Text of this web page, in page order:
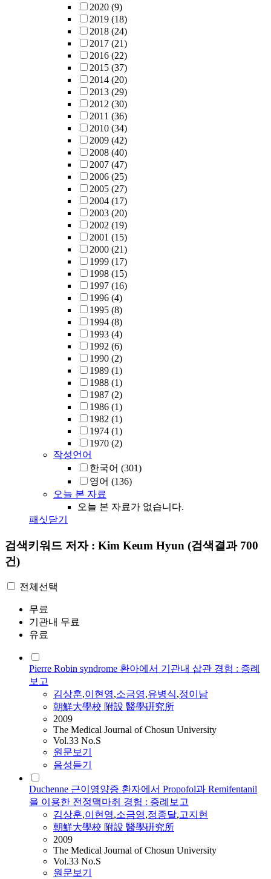
2020 (9)
2019 (18)
2018 (24)
2017 (21)
2016 (22)
2015 (37)
2014 (20)
2013 (29)
2012 (30)
2011 (36)
2010 (34)
2009 (42)
2008 (40)
2007 (47)
2006 (25)
2005 (27)
2004 (17)
2003 (20)
2002 (19)
2001 (15)
2000 (21)
1999 (17)
1998 (15)
1997 (16)
1996 (4)
1995 (8)
1994 (8)
1993 (4)
1992 (6)
1990 (2)
1989 (1)
1988 (1)
1987 (2)
1986 (1)
1982 (1)
1974 (1)
1970 (2)
작성언어
한국어 (301)
영어 (136)
오늘 본 자료
오늘 본 자료가 없습니다.
패싯닫기
검색키워드 저자 : Kim Keum Hyun (검색결과 700
건)
전체선택
무료
기관내 무료
유료
Pierre Robin syndrome 환아에서 기관내 삽관 경험 : 증례
보고
김상훈,이현영,소금영,유병식,정이남
朝鮮大學校 附設 醫學硏究所
2009
The Medical Journal of Chosun University
Vol.33 No.S
원문보기
음성듣기
Duchenne 근이영양증 환자에서 Propofol과 Remifentanil
을 이용한 전정맥마취 경험 : 증례보고
김상훈,이현영,소금영,정종달,고지현
朝鮮大學校 附設 醫學硏究所
2009
The Medical Journal of Chosun University
Vol.33 No.S
원문보기